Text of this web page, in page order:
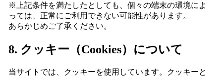
※上記条件を満たしたとしても、個々の端末の環境によ
っては、正常にご利用できない可能性があります。
あらかじめご了承ください。
8. クッキー（Cookies）について
当サイトでは、クッキーを使用しています。クッキーと